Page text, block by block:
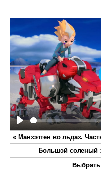
Play
« Манхэттен во льдах.
Большой соленый